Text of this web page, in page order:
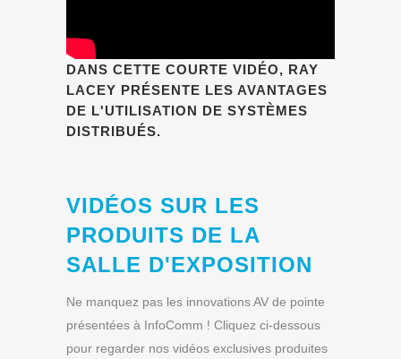
DANS CETTE COURTE VIDÉO, RAY
LACEY PRÉSENTE LES AVANTAGES
DE L'UTILISATION DE SYSTÈMES
DISTRIBUÉS.
VIDÉOS SUR LES
PRODUITS DE LA
SALLE D'EXPOSITION
Ne manquez pas les innovations AV de pointe
présentées à InfoComm ! Cliquez ci-dessous
pour regarder nos vidéos exclusives produites